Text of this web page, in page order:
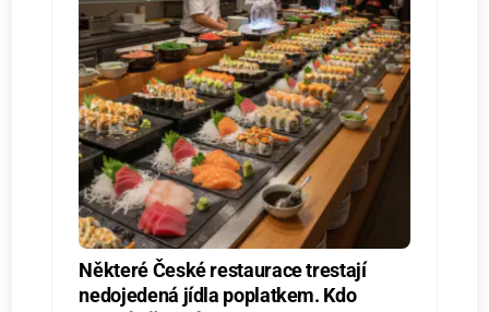
Některé České restaurace trestají
nedojedená jídla poplatkem. Kdo